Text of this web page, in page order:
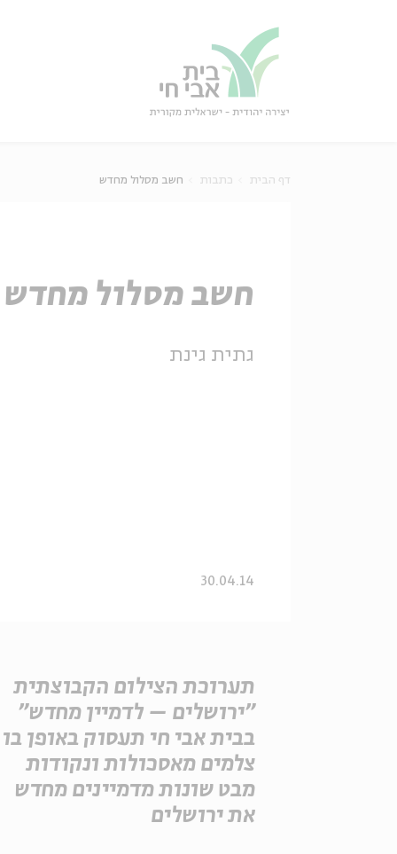
דף הבית כתבות חשב מסלול מחדש
חשב מסלול מחדש
גתית גינת
30.04.14
תערוכת הצילום הקבוצתית
"ירושלים – לדמיין מחדש"
בבית אבי חי תעסוק באופן בו
צלמים מאסכולות ונקודות
מבט שונות מדמיינים מחדש
את ירושלים